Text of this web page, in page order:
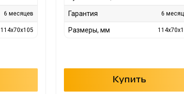
6 месяцев
114x70x105
Гарантия 6
Размеры, мм
Купить